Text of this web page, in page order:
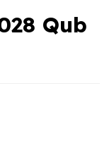
い しるこの部
Qub